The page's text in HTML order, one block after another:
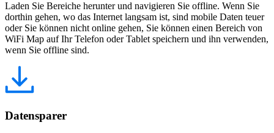
Laden Sie Bereiche herunter und navigieren Sie offline. Wenn Sie
dorthin gehen, wo das Internet langsam ist, sind mobile Daten teuer
oder Sie können nicht online gehen, Sie können einen Bereich von
WiFi Map auf Ihr Telefon oder Tablet speichern und ihn verwenden,
wenn Sie offline sind.
Datensparer